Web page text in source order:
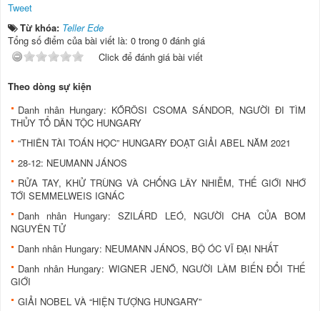
Tweet
Từ khóa: Teller Ede
Tổng số điểm của bài viết là: 0 trong 0 đánh giá
Click để đánh giá bài viết
Theo dòng sự kiện
Danh nhân Hungary: KŐRÖSI CSOMA SÁNDOR, NGƯỜI ĐI TÌM
THỦY TỔ DÂN TỘC HUNGARY
“THIÊN TÀI TOÁN HỌC” HUNGARY ĐOẠT GIẢI ABEL NĂM 2021
28-12: NEUMANN JÁNOS
RỬA TAY, KHỬ TRÙNG VÀ CHỐNG LÂY NHIỄM, THẾ GIỚI NHỚ
TỚI SEMMELWEIS IGNÁC
Danh nhân Hungary: SZILÁRD LEÓ, NGƯỜI CHA CỦA BOM
NGUYÊN TỬ
Danh nhân Hungary: NEUMANN JÁNOS, BỘ ÓC VĨ ĐẠI NHẤT
Danh nhân Hungary: WIGNER JENŐ, NGƯỜI LÀM BIẾN ÐỔI THẾ
GIỚI
GIẢI NOBEL VÀ “HIỆN TƯỢNG HUNGARY”